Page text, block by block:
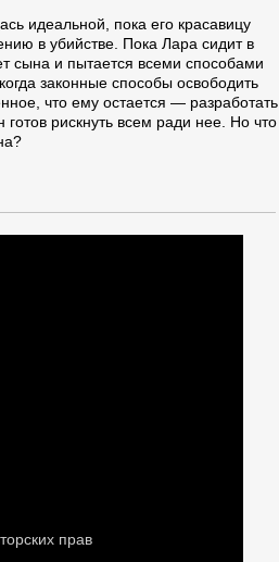
идеальной, пока его красавицу
в убийстве. Пока Лара сидит в
сына и пытается всеми способами
законные способы освободить
что ему остается — разработать
рискнуть всем ради нее. Но что